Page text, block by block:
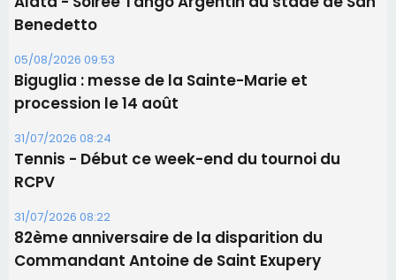
31/07/2026 08:22
82ème anniversaire de la disparition du
Commandant Antoine de Saint Exupery
Les plus lus
Satine Nomary est la nouvelle Miss Corse 2026
d'un spectacle qui ne reviendra pas avant 2081
Bastia – Le festival Porto Latino évacué en urgence
avant le concert de Mosimann